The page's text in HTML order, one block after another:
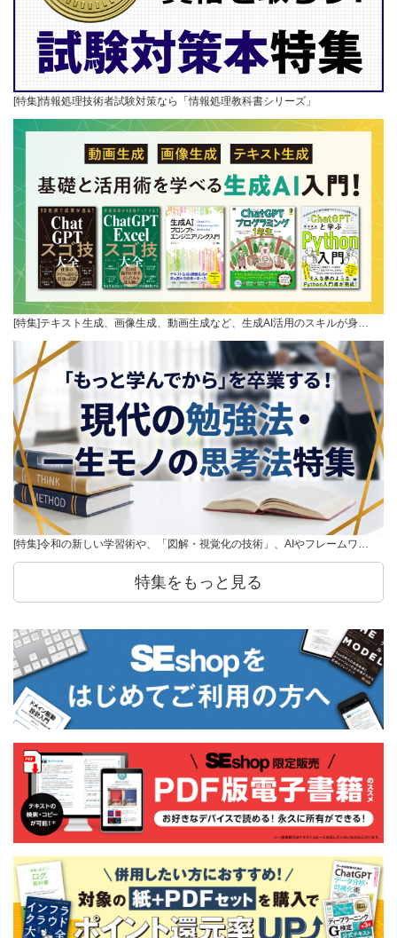
[特集]情報処理技術者試験対策なら「情報処理教科書シリーズ」
[特集]テキスト生成、画像生成、動画生成など、生成AI活用のスキルが身…
[特集]令和の新しい学習術や、「図解・視覚化の技術」、AIやフレームワ…
特集をもっと見る